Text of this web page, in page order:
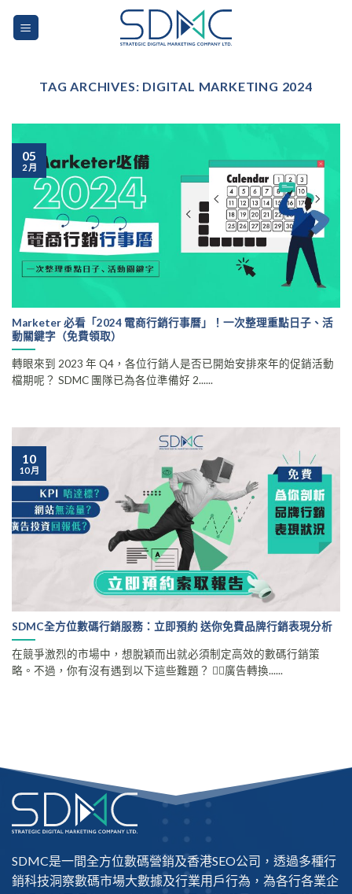
TAG ARCHIVES: DIGITAL MARKETING 2024
Marketer 必看「2024 電商行銷行事曆」！一次整理重點日子、活
動關鍵字（免費領取）
轉眼來到 2023 年 Q4，各位行銷人是否已開始安排來年的促銷活動
檔期呢？ SDMC 團隊已為各位準備好 2......
05
2 月
SDMC全方位數碼行銷服務：立即預約 送你免費品牌行銷表現分析
在競爭激烈的市場中，想脫穎而出就必須制定高效的數碼行銷策
略。不過，你有沒有遇到以下這些難題？ 🤷‍♀️廣告轉換......
10
10 月
SDMC是一間全方位數碼營銷及香港SEO公司 ，透過多種行
銷科技洞察數碼市場大數據及行業用戶行為，為各行各業企